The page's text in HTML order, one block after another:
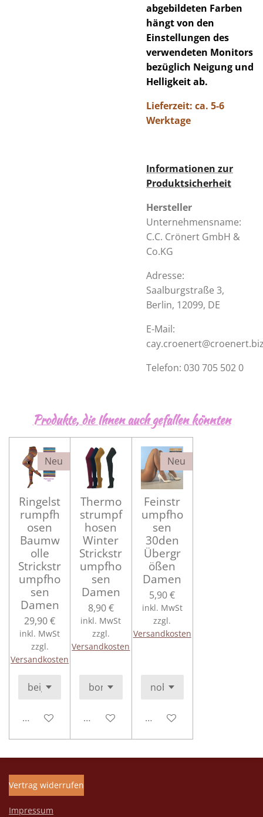
abgebildeten Farben
hängt von den
Einstellungen des
verwendeten Monitors
bezüglich Neigung und
Helligkeit ab.
Lieferzeit: ca. 5-6
Werktage
Informationen zur
Produktsicherheit
Hersteller
Unternehmensname:
C.C. Crönert GmbH &
Co.KG
Adresse:
Saalburgstraße 3,
Berlin, 12099, DE
E-Mail:
Telefon: 030 705 502 0
Produkte, die Ihnen auch gefallen könnten
Neu
Ringelst
rumpfh
osen
Baumw
olle
Strickstr
umpfho
sen
Damen
29,90 €
inkl. MwSt
zzgl.
Versandkosten
In den Warenkorb
Thermo
strumpf
hosen
Winter
Strickstr
umpfho
sen
Damen
8,90 €
inkl. MwSt
zzgl.
Versandkosten
In den Warenkorb
Neu
Feinstr
umpfho
sen
30den
Übergr
ößen
Damen
5,90 €
inkl. MwSt
zzgl.
Versandkosten
In den Warenkorb
Vertrag widerrufen
Impressum